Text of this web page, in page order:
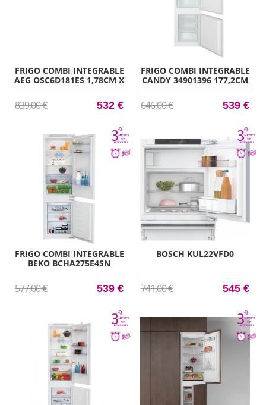
FRIGO COMBI INTEGRABLE
AEG OSC6D181ES 1,78CM X
839,00 € 532 €
FRIGO COMBI INTEGRABLE
CANDY 34901396 177,2CM
646,00 € 539 €
FRIGO COMBI INTEGRABLE
BEKO BCHA275E4SN
577,00 € 539 €
BOSCH KUL22VFD0
741,00 € 545 €